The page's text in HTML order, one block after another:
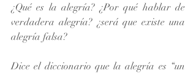
¿Qué es la alegría? ¿Por qué hablar de
verdadera alegría? ¿será que existe una
alegría falsa?
Dice el diccionario que la alegría es “un